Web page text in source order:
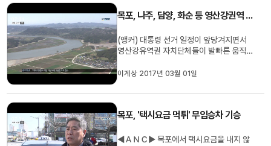
운산업 인재 양성을 위한 국가지정 ...
목포, 나주, 담양, 화순 등 영산강권역 개발, 국책사업으로
(앵커) 대통령 선거 일정이 앞당겨지면서
영산강유역권 자치단체들이 발빠른 움직임
사업'이 차기 정부의 국정과제로 추진될 수
단체들이 힘을 모으고 있습니다. 이계상 기
지역 8개 시군이 한...
이계상 2017년 03월 01일
목포, '택시요금 먹튀' 무임승차 기승
◀ＡＮＣ▶ 목포에서 택시요금을 내지 않